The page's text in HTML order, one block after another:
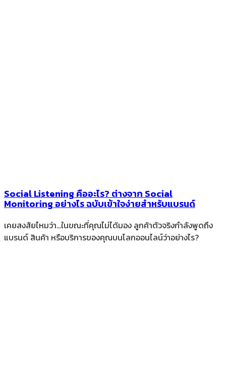
Social Listening คืออะไร? ต่างจาก Social
Monitoring อย่างไร ฉบับเข้าใจง่ายสำหรับแบรนด์
เคยสงสัยไหมว่า…ในขณะที่คุณไม่ได้มอง ลูกค้าตัวจริงกำลังพูดถึง
แบรนด์ สินค้า หรือบริการของคุณบนโลกออนไลน์ว่าอย่างไร?